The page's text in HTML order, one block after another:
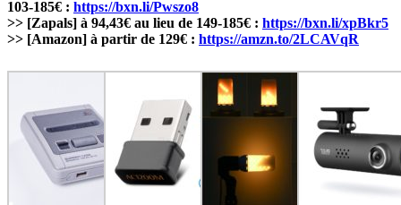
103-185€ : https://bxn.li/Pwszo8
>> [Zapals] à 94,43€ au lieu de 149-185€ : https://bxn.li/xpBkr5
>> [Amazon] à partir de 129€ : https://amzn.to/2LCAVqR